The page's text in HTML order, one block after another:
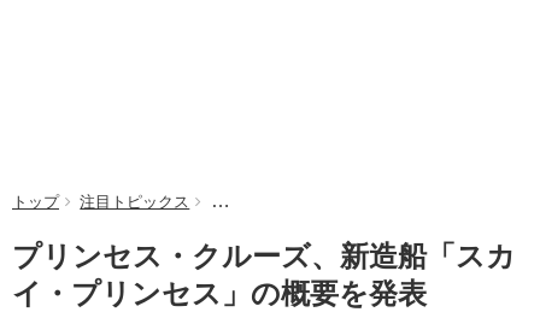
トップ 注目トピックス プリンセス・クルーズ、新造船「スカイ・プ
プリンセス・クルーズ、新造船「スカ
イ・プリンセス」の概要を発表